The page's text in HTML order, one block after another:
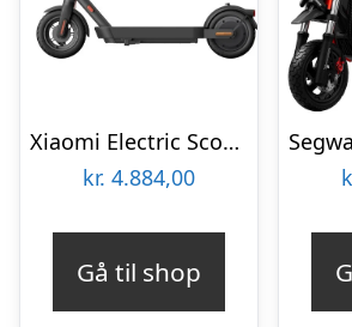
Xiaomi Electric Scooter 4 Pro (2nd Gen) NE 20km/h
kr. 4.884,00
Gå til shop